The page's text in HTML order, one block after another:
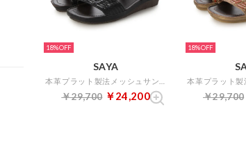
18%
SAYA
￥29,700 ￥24,200
18%
￥29,700